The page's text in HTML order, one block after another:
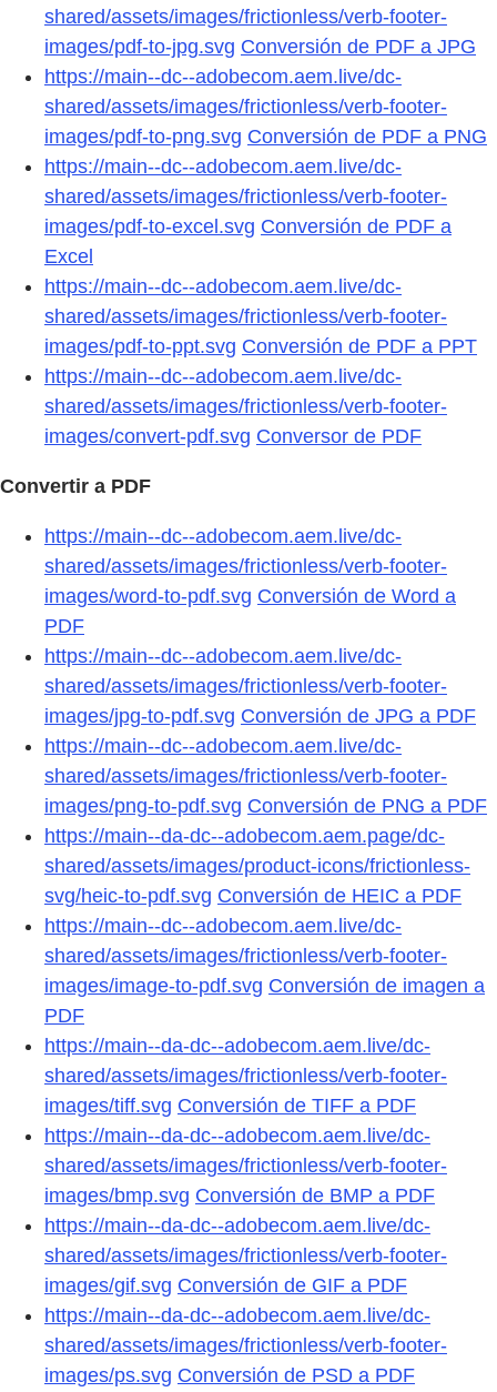
shared/assets/images/frictionless/verb-footer-
images/pdf-to-jpg.svg Conversión de PDF a JPG
https://main--dc--adobecom.aem.live/dc-
shared/assets/images/frictionless/verb-footer-
images/pdf-to-png.svg Conversión de PDF a PNG
https://main--dc--adobecom.aem.live/dc-
shared/assets/images/frictionless/verb-footer-
images/pdf-to-excel.svg Conversión de PDF a
Excel
https://main--dc--adobecom.aem.live/dc-
shared/assets/images/frictionless/verb-footer-
images/pdf-to-ppt.svg Conversión de PDF a PPT
https://main--dc--adobecom.aem.live/dc-
shared/assets/images/frictionless/verb-footer-
images/convert-pdf.svg Conversor de PDF
Convertir a PDF
https://main--dc--adobecom.aem.live/dc-
shared/assets/images/frictionless/verb-footer-
images/word-to-pdf.svg Conversión de Word a
PDF
https://main--dc--adobecom.aem.live/dc-
shared/assets/images/frictionless/verb-footer-
images/jpg-to-pdf.svg Conversión de JPG a PDF
https://main--dc--adobecom.aem.live/dc-
shared/assets/images/frictionless/verb-footer-
images/png-to-pdf.svg Conversión de PNG a PDF
https://main--da-dc--adobecom.aem.page/dc-
shared/assets/images/product-icons/frictionless-
svg/heic-to-pdf.svg Conversión de HEIC a PDF
https://main--dc--adobecom.aem.live/dc-
shared/assets/images/frictionless/verb-footer-
images/image-to-pdf.svg Conversión de imagen a
PDF
https://main--da-dc--adobecom.aem.live/dc-
shared/assets/images/frictionless/verb-footer-
images/tiff.svg Conversión de TIFF a PDF
https://main--da-dc--adobecom.aem.live/dc-
shared/assets/images/frictionless/verb-footer-
images/bmp.svg Conversión de BMP a PDF
https://main--da-dc--adobecom.aem.live/dc-
shared/assets/images/frictionless/verb-footer-
images/gif.svg Conversión de GIF a PDF
https://main--da-dc--adobecom.aem.live/dc-
shared/assets/images/frictionless/verb-footer-
images/ps.svg Conversión de PSD a PDF